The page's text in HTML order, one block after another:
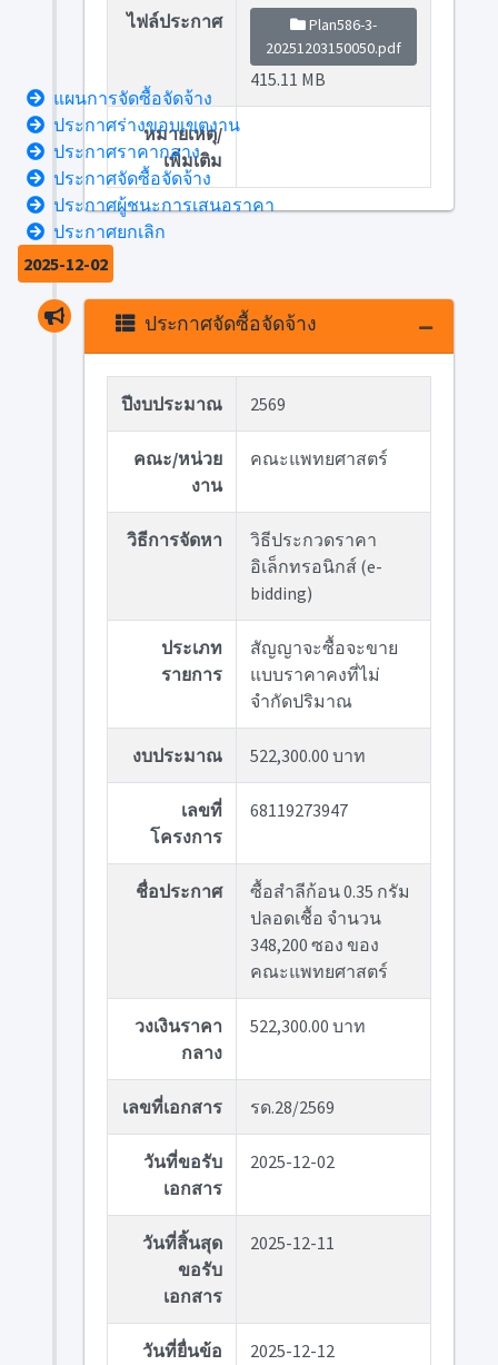
ไฟล์ประกาศ
Plan586-3-
20251203150050.pdf
415.11 MB
หมายเหตุ/
เพิ่มเติม
2025-12-02
ประกาศจัดซื้อจัดจ้าง
ปีงบประมาณ 2569
คณะ/หน่วย
งาน
คณะแพทยศาสตร์
วิธีการจัดหา
วิธีประกวดราคา
อิเล็กทรอนิกส์ (e-
bidding)
ประเภท
รายการ
สัญญาจะซื้อจะขาย
แบบราคาคงที่ไม่
จำกัดปริมาณ
งบประมาณ 522,300.00 บาท
เลขที่
โครงการ
68119273947
ชื่อประกาศ
ซื้อสำลีก้อน 0.35 กรัม
ปลอดเชื้อ จำนวน
348,200 ซอง ของ
คณะแพทยศาสตร์
วงเงินราคา
กลาง
522,300.00 บาท
เลขที่เอกสาร รด.28/2569
วันที่ขอรับ
เอกสาร
2025-12-02
วันที่สิ้นสุด
ขอรับ
เอกสาร
2025-12-11
วันที่ยื่นข้อ
2025-12-12
แผนการจัดซื้อจัดจ้าง
ประกาศร่างขอบเขตงาน
ประกาศราคากลาง
ประกาศจัดซื้อจัดจ้าง
ประกาศผู้ชนะการเสนอราคา
ประกาศยกเลิก